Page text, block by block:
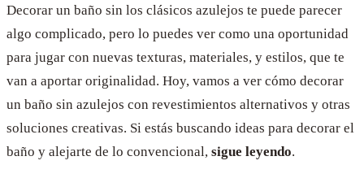
Decorar un baño sin los clásicos azulejos te puede parecer
algo complicado, pero lo puedes ver como una oportunidad
para jugar con nuevas texturas, materiales, y estilos, que te
van a aportar originalidad. Hoy, vamos a ver cómo decorar
un baño sin azulejos con revestimientos alternativos y otras
soluciones creativas. Si estás buscando ideas para decorar el
baño y alejarte de lo convencional, sigue leyendo.